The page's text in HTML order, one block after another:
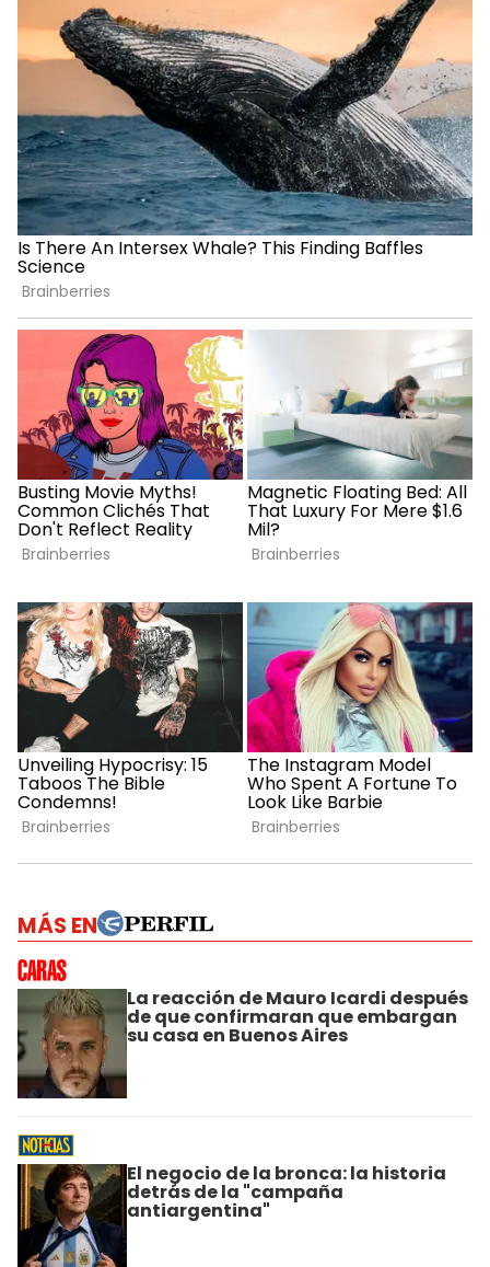
MÁS EN
La reacción de Mauro Icardi después
de que confirmaran que embargan
su casa en Buenos Aires
El negocio de la bronca: la historia
detrás de la "campaña
antiargentina"